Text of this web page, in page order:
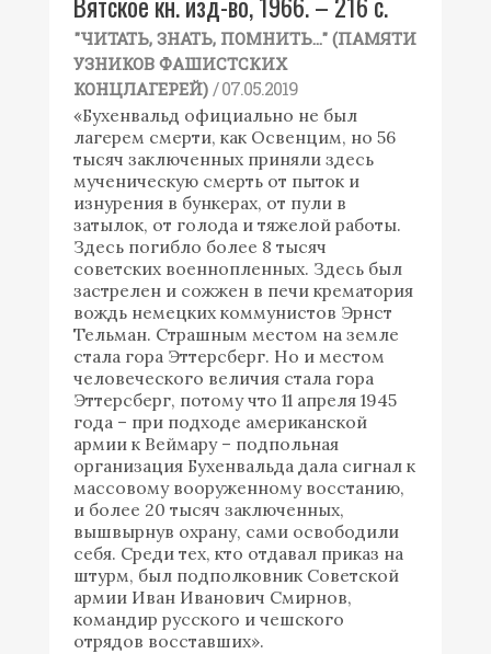
"ЧИТАТЬ, ЗНАТЬ, ПОМНИТЬ..." (ПАМЯТИ
УЗНИКОВ ФАШИСТСКИХ
КОНЦЛАГЕРЕЙ) / 07.05.2019
«Бухенвальд официально не был
лагерем смерти, как Освенцим, но 56
тысяч заключенных приняли здесь
мученическую смерть от пыток и
изнурения в бункерах, от пули в
затылок, от голода и тяжелой работы.
Здесь погибло более 8 тысяч
советских военнопленных. Здесь был
застрелен и сожжен в печи крематория
вождь немецких коммунистов Эрнст
Тельман. Страшным местом на земле
стала гора Эттерсберг. Но и местом
человеческого величия стала гора
Эттерсберг, потому что 11 апреля 1945
года – при подходе американской
армии к Веймару – подпольная
организация Бухенвальда дала сигнал к
массовому вооруженному восстанию,
и более 20 тысяч заключенных,
вышвырнув охрану, сами освободили
себя. Среди тех, кто отдавал приказ на
штурм, был подполковник Советской
армии Иван Иванович Смирнов,
командир русского и чешского
отрядов восставших».